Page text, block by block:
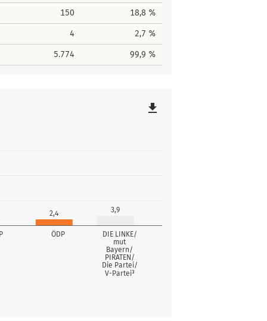
150 18,8 %
4 2,7 %
5.774 99,9 %
ÖDP
DIE LINKE/
mut
Bayern/
PIRATEN/
Die Partei/
V-Partei³
2,4 3,9
file_download